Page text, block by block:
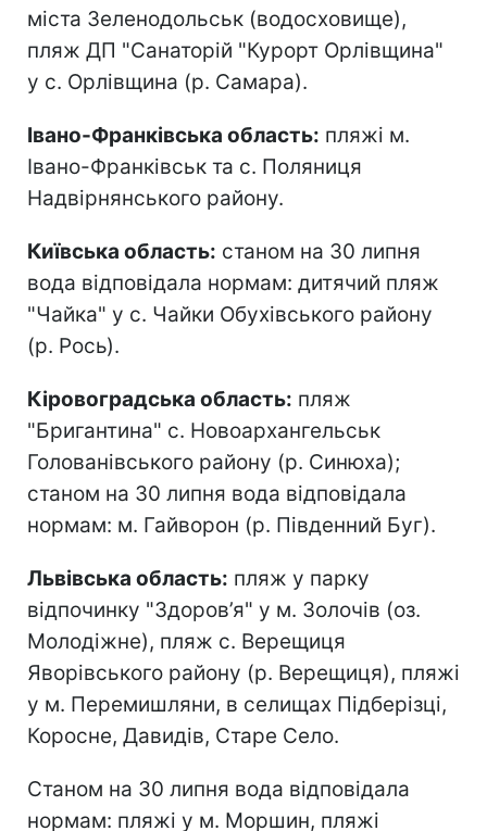
міста Зеленодольськ (водосховище),
пляж ДП "Санаторій "Курорт Орлівщина"
у с. Орлівщина (р. Самара).
Івано-Франківська область: пляжі м.
Івано-Франківськ та с. Поляниця
Надвірнянського району.
Київська область: станом на 30 липня
вода відповідала нормам: дитячий пляж
"Чайка" у с. Чайки Обухівського району
(р. Рось).
Кіровоградська область: пляж
"Бригантина" с. Новоархангельськ
Голованівського району (р. Синюха);
станом на 30 липня вода відповідала
нормам: м. Гайворон (р. Південний Буг).
Львівська область: пляж у парку
відпочинку "Здоров’я" у м. Золочів (оз.
Молодіжне), пляж с. Верещиця
Яворівського району (р. Верещиця), пляжі
у м. Перемишляни, в селищах Підберізці,
Коросне, Давидів, Старе Село.
Станом на 30 липня вода відповідала
нормам: пляжі у м. Моршин, пляжі